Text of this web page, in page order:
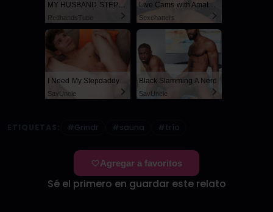
MY HUSBAND STEPSON MISTAKENLY GIVES ME IN THE ASS
RedhandsTube
Live Cams with Amateur Men
Sexchatters
I Need My Stepdaddy
SayUncle
Black Slamming A Nerd
SayUncle
#Grindr #sauna #trío
Agregar a favoritos
Sé el primero en guardar este relato